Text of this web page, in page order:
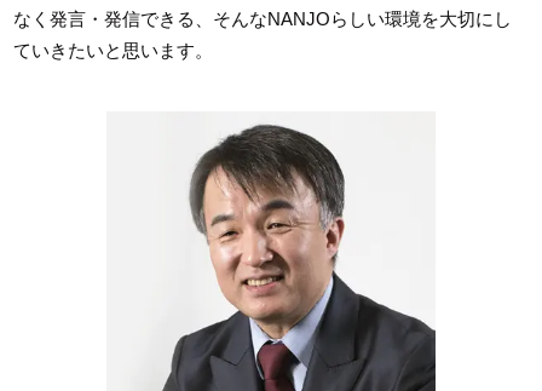
なく発言・発信できる、そんなNANJOらしい環境を大切にし
ていきたいと思います。